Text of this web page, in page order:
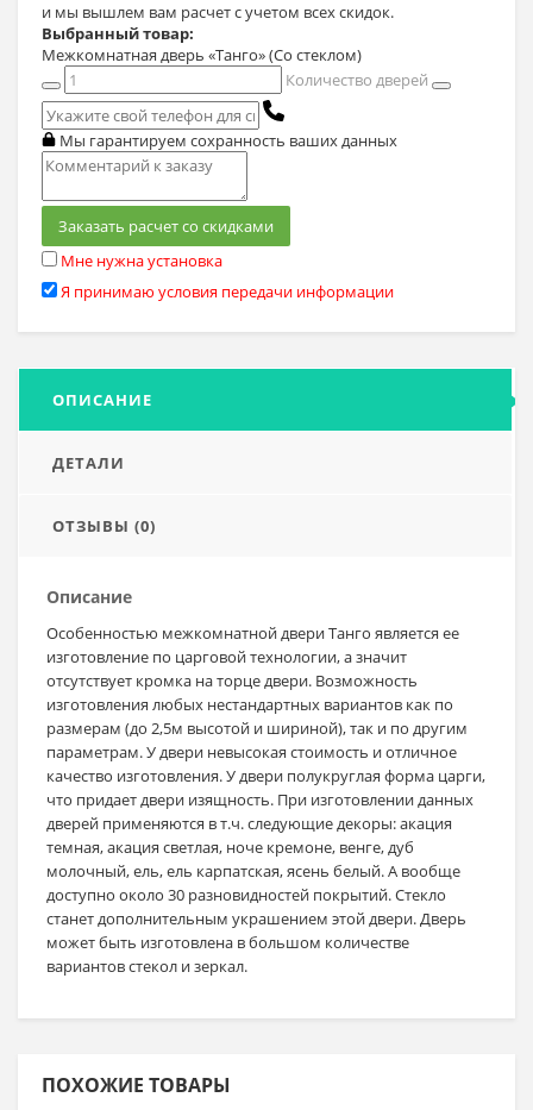
и мы вышлем вам расчет с учетом всех скидок.
Выбранный товар:
Межкомнатная дверь «Танго» (Со стеклом)
Количество дверей
Мы гарантируем сохранность ваших данных
Заказать расчет со скидками
Мне нужна установка
Я принимаю условия передачи информации
ОПИСАНИЕ
ДЕТАЛИ
ОТЗЫВЫ (0)
Описание
Особенностью межкомнатной двери Танго является ее
изготовление по царговой технологии, а значит
отсутствует кромка на торце двери. Возможность
изготовления любых нестандартных вариантов как по
размерам (до 2,5м высотой и шириной), так и по другим
параметрам. У двери невысокая стоимость и отличное
качество изготовления. У двери полукруглая форма царги,
что придает двери изящность. При изготовлении данных
дверей применяются в т.ч. следующие декоры: акация
темная, акация светлая, ноче кремоне, венге, дуб
молочный, ель, ель карпатская, ясень белый. А вообще
доступно около 30 разновидностей покрытий. Стекло
станет дополнительным украшением этой двери. Дверь
может быть изготовлена в большом количестве
вариантов стекол и зеркал.
ПОХОЖИЕ ТОВАРЫ